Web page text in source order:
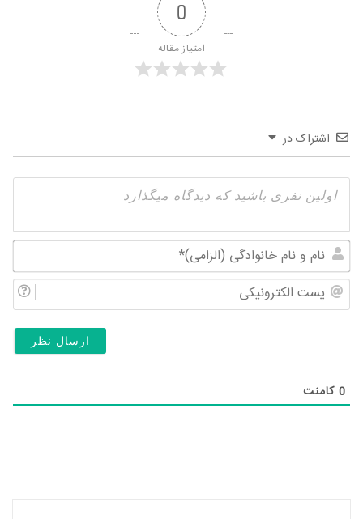
0
امتیاز مقاله
اشتراک در
و
0 کامنت